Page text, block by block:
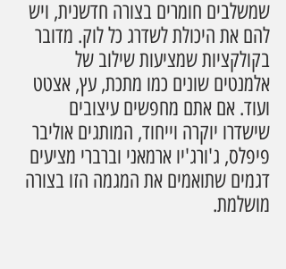
שמשלבים חומרים בצורה חדשנית, ויש
להם את היכולת לשדרג כל לוק. מדובר
בקולקציות שמציעות שילוב של
אלמנטים שונים כמו מתכת, עץ, אצטט
ועוד. אם אתם מחפשים עיצובים
שישדרו יוקרה וייחוד, המותגים אוליבר
פיפלס, ג'ורג'יו ארמאני וברברי מציעים
דגמים שתואמים את המגמה הזו בצורה
מושלמת.